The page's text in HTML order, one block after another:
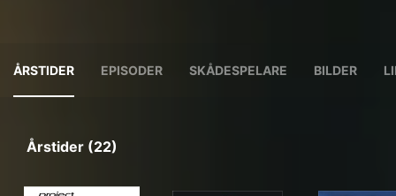
ÅRSTIDER EPISODER SKÅDESPELARE BILDER
Årstider (22)